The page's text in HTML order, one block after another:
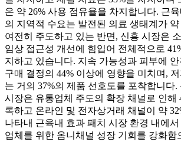
은 약 26% 사용 점유율을 차지합니다. 근
의 지역적 수요는 발전된 의료 생태계가 약
여전히 주도하고 있는 반면, 신흥 시장은
임상 접근성 개선에 힘입어 전체적으로
지하고 있습니다. 지속 가능성과 피부에
구매 결정의 44% 이상에 영향을 미치며,
는 거의 37%의 제품 선호도를 포착합니다.
시장은 유통업체 주도의 확장 채널로 인해
록하고 온라인 및 전자상거래 채널이 약
나타내 근육내 효과 패치 시장 환경 내에
업체를 위한 옴니채널 성장 기회를 강화함